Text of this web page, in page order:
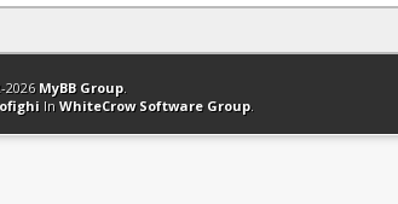
Retourner en haut Version bas-débit (Archivé)
2026 MyBB Group.
In WhiteCrow Software Group.